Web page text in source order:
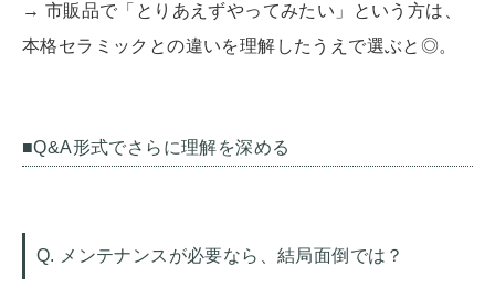
→ 市販品で「とりあえずやってみたい」という方は、
本格セラミックとの違いを理解したうえで選ぶと◎。
■Q&A形式でさらに理解を深める
Q. メンテナンスが必要なら、結局面倒では？